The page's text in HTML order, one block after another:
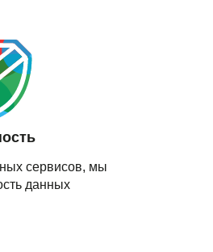
сервисов, мы
данных